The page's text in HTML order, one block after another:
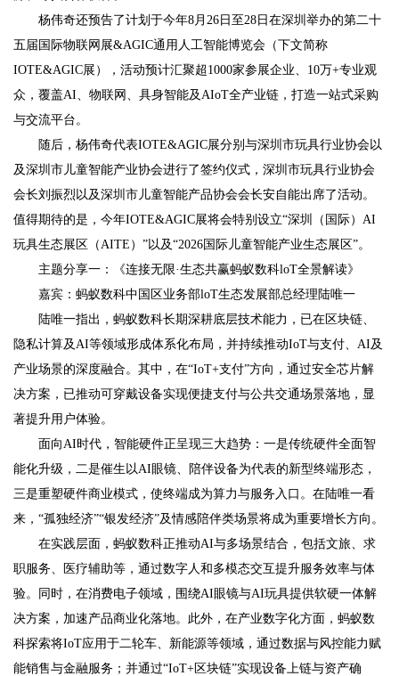
杨伟奇还预告了计划于今年8月26日至28日在深圳举办的第二十
五届国际物联网展&AGIC通用人工智能博览会（下文简称
IOTE&AGIC展），活动预计汇聚超1000家参展企业、10万+专业观
众，覆盖AI、物联网、具身智能及AIoT全产业链，打造一站式采购
与交流平台。
随后，杨伟奇代表IOTE&AGIC展分别与深圳市玩具行业协会以
及深圳市儿童智能产业协会进行了签约仪式，深圳市玩具行业协会
会长刘振烈以及深圳市儿童智能产品协会会长安自能出席了活动。
值得期待的是，今年IOTE&AGIC展将会特别设立“深圳（国际）AI
玩具生态展区（AITE）”以及“2026国际儿童智能产业生态展区”。
主题分享一：《连接无限·生态共赢蚂蚁数科loT全景解读》
嘉宾：蚂蚁数科中国区业务部loT生态发展部总经理陆唯一
陆唯一指出，蚂蚁数科长期深耕底层技术能力，已在区块链、
隐私计算及AI等领域形成体系化布局，并持续推动IoT与支付、AI及
产业场景的深度融合。其中，在“IoT+支付”方向，通过安全芯片解
决方案，已推动可穿戴设备实现便捷支付与公共交通场景落地，显
著提升用户体验。
面向AI时代，智能硬件正呈现三大趋势：一是传统硬件全面智
能化升级，二是催生以AI眼镜、陪伴设备为代表的新型终端形态，
三是重塑硬件商业模式，使终端成为算力与服务入口。在陆唯一看
来，“孤独经济”“银发经济”及情感陪伴类场景将成为重要增长方向。
在实践层面，蚂蚁数科正推动AI与多场景结合，包括文旅、求
职服务、医疗辅助等，通过数字人和多模态交互提升服务效率与体
验。同时，在消费电子领域，围绕AI眼镜与AI玩具提供软硬一体解
决方案，加速产品商业化落地。此外，在产业数字化方面，蚂蚁数
科探索将IoT应用于二轮车、新能源等领域，通过数据与风控能力赋
能销售与金融服务；并通过“IoT+区块链”实现设备上链与资产确